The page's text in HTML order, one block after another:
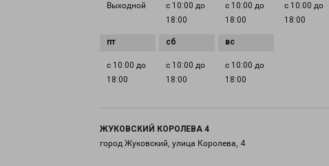
Выходной
с 10:00 до
18:00
с 10:00 до
18:00
с 10:00 до
18:00
с 10:00 до
18:00
с 10:00 до
18:00
с 10:00 до
18:00
ЖУКОВСКИЙ КОРОЛЕВА 4
город Жуковский, улица Королева, 4